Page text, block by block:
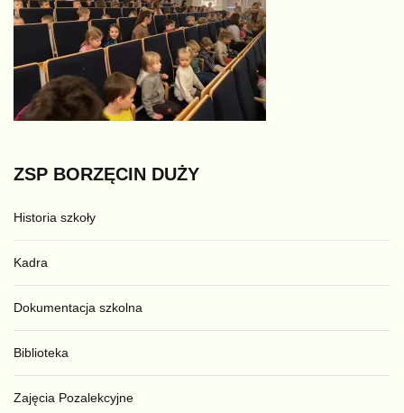
ZSP BORZĘCIN DUŻY
Historia szkoły
Kadra
Dokumentacja szkolna
Biblioteka
Zajęcia Pozalekcyjne